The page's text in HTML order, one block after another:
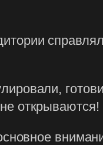
открываются!